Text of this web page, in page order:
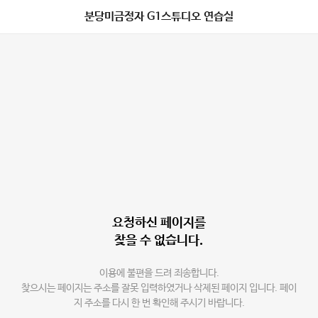
분당미금정자 G1스튜디오 연습실
요청하신 페이지를
찾을 수 없습니다.
이용에 불편을 드려 죄송합니다.
찾으시는 페이지는 주소를 잘못 입력하였거나 삭제된 페이지 입니다. 페이
지 주소를 다시 한 번 확인해 주시기 바랍니다.